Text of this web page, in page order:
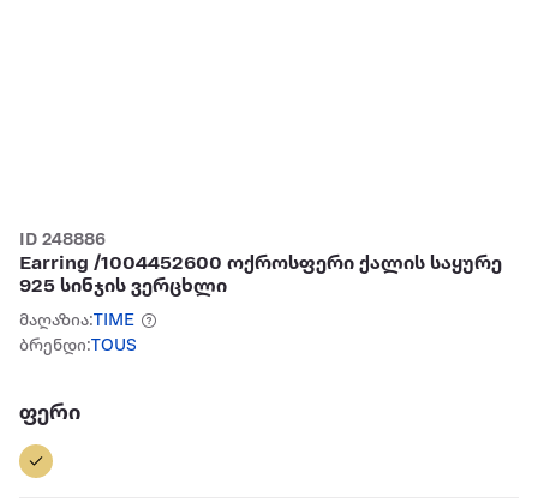
ID 248886
Earring /1004452600 ოქროსფერი ქალის საყურე
925 სინჯის ვერცხლი
მაღაზია:TIME
ბრენდი:TOUS
ფერი